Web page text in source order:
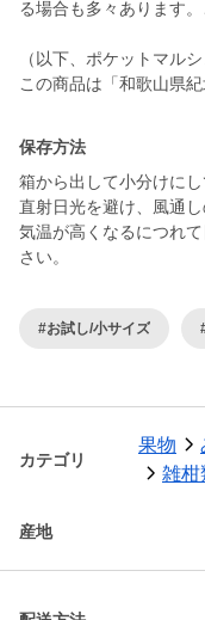
る場合も多々あります。
（以下、ポケットマル
この商品は「和歌山県
保存方法
箱から出して小分けに
直射日光を避け、風通
気温が高くなるにつれ
#お試し/小サイズ
カテゴリ
果物
雑柑
産地